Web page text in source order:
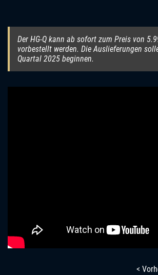
Der HG-Q kann ab sofort zum Preis von
vorbestellt werden. Die Auslieferungen
Quartal 2025 beginnen.
<